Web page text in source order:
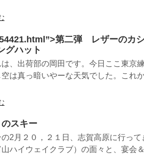
第二弾 レザーの
グハット
は、出荷部の岡田です。今日ここ東京
は真っ暗いやーな天気でした。これ
スキー
の2月２０，２１日、志賀高原に行っ
山ハイウェイクラブ）の面々と、宴会